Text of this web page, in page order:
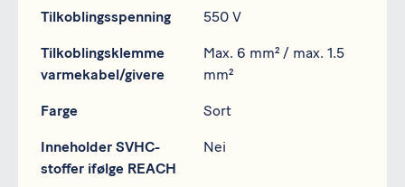
Spesifikasjon Data
Tilkoblingsspenning 550 V
Tilkoblingsklemme
varmekabel/givere
Max. 6 mm² / max. 1.5
mm²
Farge Sort
Inneholder SVHC-
stoffer ifølge REACH
Nei